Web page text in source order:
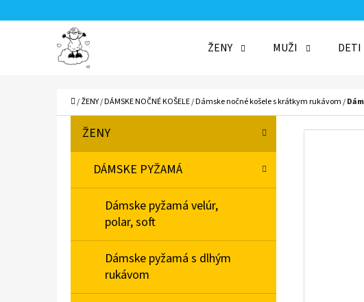
ŽENY MUŽI DETI
Domov
/ŽENY/DÁMSKE NOČNÉ KOŠELE/Dámske nočné košele s krátkym rukávom/
O
N
Preskočiť
kategórie
T
G
I
ŽENY
DÁMSKE PYŽAMÁ
Dámske pyžamá velúr,
polar, soft
Dámske pyžamá s dlhým
rukávom
Späť
do
Späť
do